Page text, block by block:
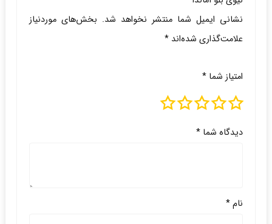
نشانی ایمیل شما منتشر نخواهد شد. بخش‌های موردنیاز
علامت‌گذاری شده‌اند *
امتیاز شما *
دیدگاه شما *
نام*